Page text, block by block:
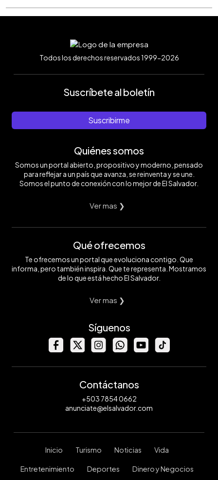
Todos los derechos reservados 1999-2026
Suscríbete al boletín
Suscribirme
Quiénes somos
Somos un portal abierto, propositivo y moderno, pensado
para reflejar a un país que avanza, se reinventa y se une.
Somos el punto de conexión con lo mejor de El Salvador.
Ver mas ❯
Qué ofrecemos
Te ofrecemos un portal que evoluciona contigo. Que
informa, pero también inspira. Que te representa. Mostramos
de lo que está hecho El Salvador.
Ver mas ❯
Síguenos
Contáctanos
+503 7854 0662
anunciate@elsalvador.com
Inicio Turismo Noticias Vida
Entretenimiento Deportes Dinero y Negocios